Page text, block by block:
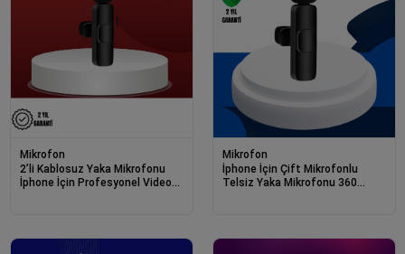
Mikrofon
2’li Kablosuz Yaka Mikrofonu
İphone İçin Profesyonel Video
Mikrofon
İphone İçin Çift Mikrofonlu
Telsiz Yaka Mikrofonu 360